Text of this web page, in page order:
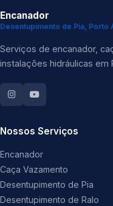
Encanador
Desentupimento de Pia, Porto
Serviços de encanador,
instalações hidráulicas em
Nossos Serviços
Encanador
Caça Vazamento
Desentupimento de Pia
Desentupimento de Ralo